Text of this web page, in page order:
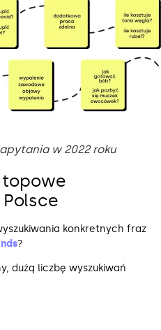
w 2022 roku
topowe
konkretnych fraz
?
dużą liczbę wyszukiwań